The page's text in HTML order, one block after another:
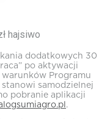
dodatkowych 30
po aktywacji
warunków Programu
stanowi samodzielnej
pobranie aplikacji
.